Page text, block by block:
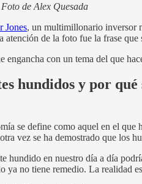
de Alex Quesada
Jones, un multimillonario inversor
atención de la foto fue la frase que
engancha con un tema del que
hundidos y por
se define como aquel en el
vez se ha demostrado que los
hundido en nuestro día a día
ya no tiene remedio. La realidad